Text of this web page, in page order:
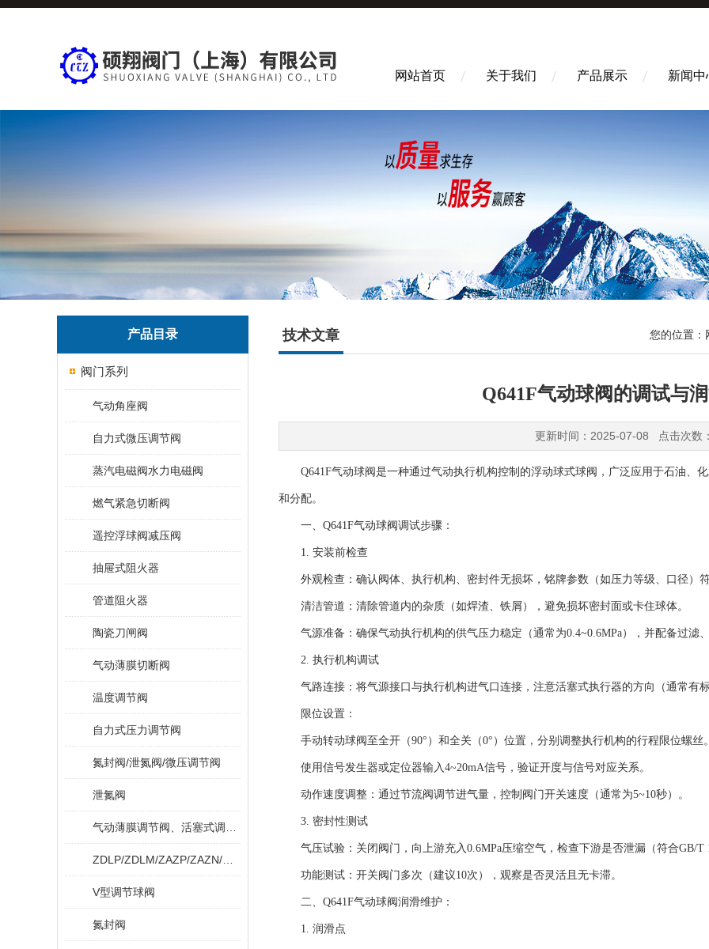
网站首页 关于我们 产品展示 新闻中
产品目录
阀门系列
气动角座阀
自力式微压调节阀
蒸汽电磁阀水力电磁阀
燃气紧急切断阀
遥控浮球阀减压阀
抽屉式阻火器
管道阻火器
陶瓷刀闸阀
气动薄膜切断阀
温度调节阀
自力式压力调节阀
氮封阀/泄氮阀/微压调节阀
泄氮阀
V型调节球阀
氮封阀
技术文章 您的位置：
Q641F气动球阀的调试与
更新时间：2025-07-08 点击次数
Q641F气动球阀是一种通过气动执行机构控制的浮动球式球阀，广泛应用于石油、
和分配。
一、 Q641F气动球阀调试步骤：
1. 安装前检查
外观检查：确认阀体、执行机构、密封件无损坏，铭牌参数（如压力等级、口径）符
清洁管道：清除管道内的杂质（如焊渣、铁屑），避免损坏密封面或卡住球体。
气源准备：确保气动执行机构的供气压力稳定（通常为0.4~0.6MPa），并配备过滤、
2. 执行机构调试
气路连接：将气源接口与执行机构进气口连接，注意活塞式执行器的方向（通常有标
限位设置：
手动转动球阀至全开（90°）和全关（0°）位置，分别调整执行机构的行程限位螺丝。
使用信号发生器或定位器输入4~20mA信号，验证开度与信号对应关系。
动作速度调整：通过节流阀调节进气量，控制阀门开关速度（通常为5~10秒）。
3. 密封性测试
气压试验：关闭阀门，向上游充入0.6MPa压缩空气，检查下游是否泄漏（符合GB/T
功能测试：开关阀门多次（建议10次），观察是否灵活且无卡滞。
二、Q641F气动球阀润滑维护：
1. 润滑点